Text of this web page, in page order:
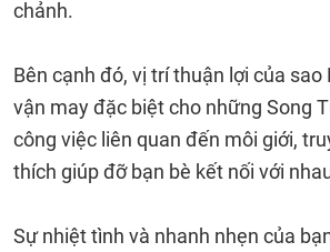
chảnh.
Bên cạnh đó, vị trí thuận lợi của sao
vận may đặc biệt cho những Song
công việc liên quan đến môi giới,
thích giúp đỡ bạn bè kết nối với
Sự nhiệt tình và nhanh nhẹn của